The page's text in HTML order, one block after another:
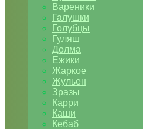
Вареники
Галушки
Голубцы
Гуляш
Долма
Ежики
Жаркое
Жульен
Зразы
Карри
Каши
Кебаб